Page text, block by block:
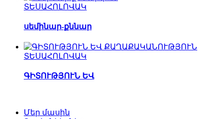
ՏԵՍԱՀՈԼՈՎԱԿ
սեմինար-քննար
ՏԵՍԱՀՈԼՈՎԱԿ
ԳԻՏՈՒԹՅՈՒՆ ԵՎ
Մեր մասին